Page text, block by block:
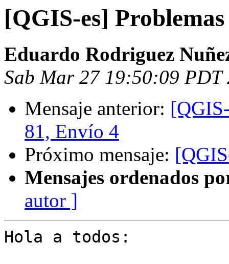
[QGIS-es]
Eduardo Rodriguez
Sab Mar 27 19:50:09 PDT
Mensaje anterior:
81, Envío 4
Próximo mensaje:
Mensajes ordenados
autor ]
Hola a todos: